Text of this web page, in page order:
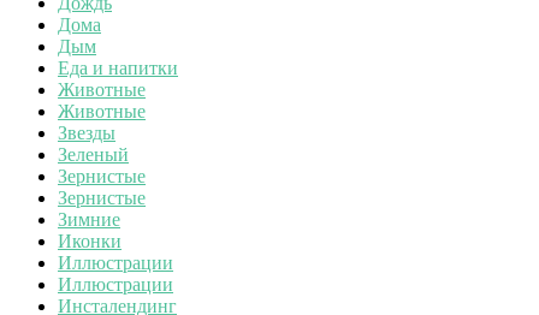
Дома
Дым
Еда и напитки
Животные
Животные
Звезды
Зеленый
Зернистые
Зернистые
Зимние
Иконки
Иллюстрации
Иллюстрации
Инсталендинг